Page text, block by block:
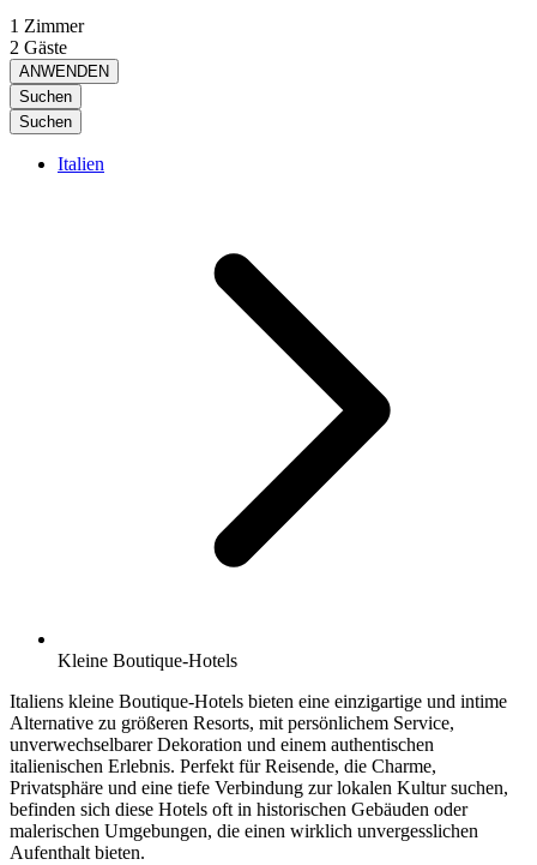
1 Zimmer
2 Gäste
ANWENDEN
Suchen
Suchen
Italien
Kleine Boutique-Hotels
Italiens kleine Boutique-Hotels bieten eine einzigartige und intime
Alternative zu größeren Resorts, mit persönlichem Service,
unverwechselbarer Dekoration und einem authentischen
italienischen Erlebnis. Perfekt für Reisende, die Charme,
Privatsphäre und eine tiefe Verbindung zur lokalen Kultur suchen,
befinden sich diese Hotels oft in historischen Gebäuden oder
malerischen Umgebungen, die einen wirklich unvergesslichen
Aufenthalt bieten.